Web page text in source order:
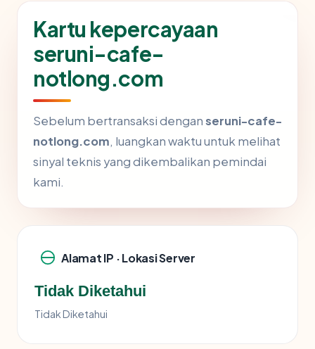
Kartu kepercayaan
seruni-cafe-
notlong.com
Sebelum bertransaksi denganseruni-cafe-
notlong.com, luangkan waktu untuk melihat
sinyal teknis yang dikembalikan pemindai
kami.
Alamat IP · Lokasi Server
Tidak Diketahui
Tidak Diketahui